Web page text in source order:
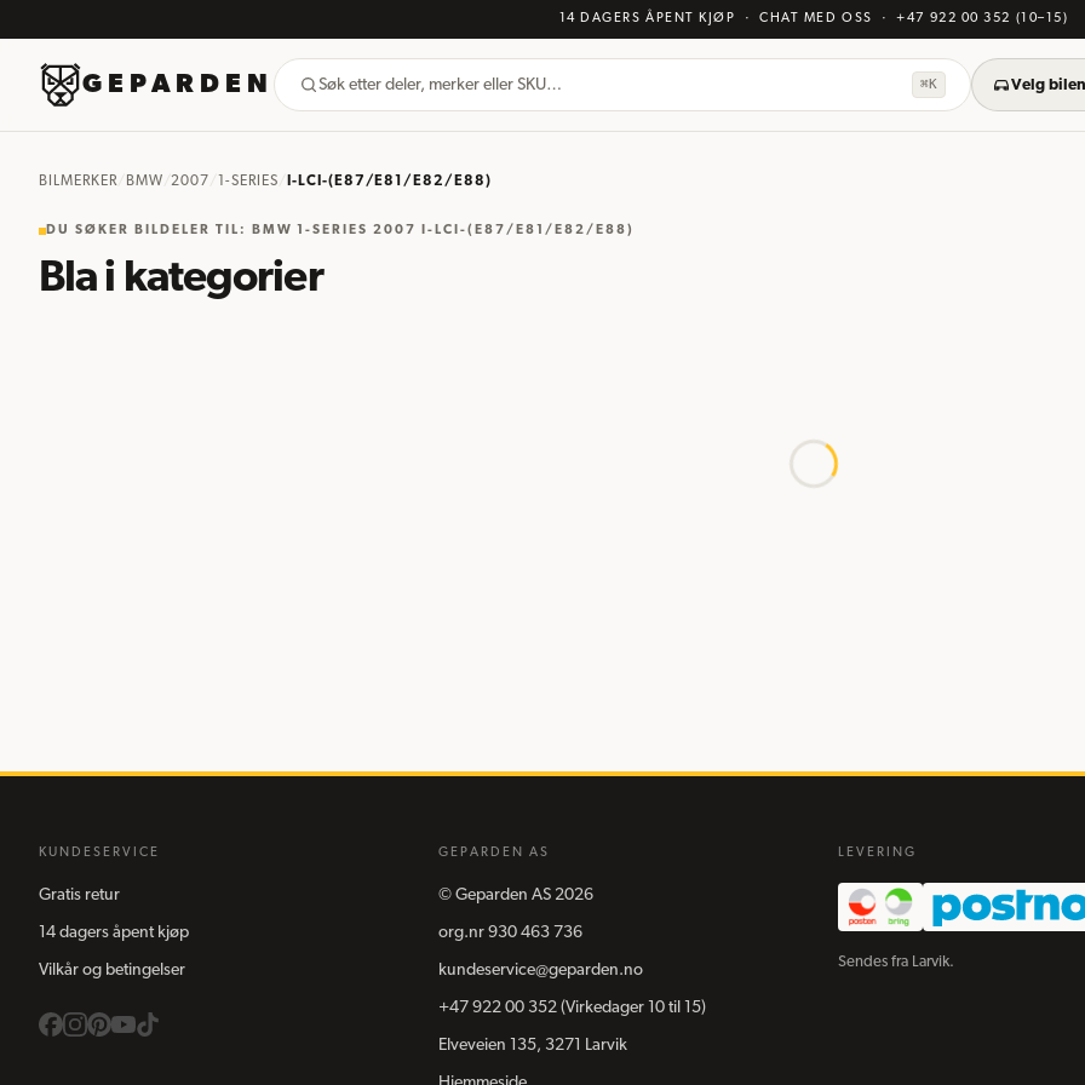
14 DAGERS ÅPENT KJØP · CHAT MED OSS ·+47 922 00 352 (10–15)
GEPARDEN Søk etter deler, merker eller SKU… ⌘K Velg
BILMERKER/ BMW /2007 1-SERIES I-LCI-(E87/E81/E82/E88)
DU SØKER BILDELER TIL : BMW 1-SERIES 2007 I-LCI-(E87/E81/E82/E88)
Bla i kategorier
KUNDESERVICE
Gratis retur
14 dagers åpent kjøp
Vilkår og betingelser
GEPARDEN AS
© Geparden AS 2026
org.nr 930 463 736
kundeservice@geparden.no
+47 922 00 352 (Virkedager 10 til 15)
Elveveien 135, 3271 Larvik
LEVERING
Sendes fra Larvik.